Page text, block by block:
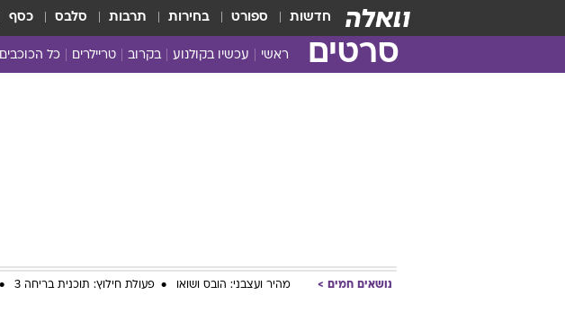
חדשות ספורט בחירות תרבות סלבס כסף
סרטים ראשי עכשיו בקולנוע בקרוב טריילרים כל הכוכבים
נושאים חמים מהיר ועצבני: הובס ושואו פעולת חילוץ: תוכנית בריחה 3